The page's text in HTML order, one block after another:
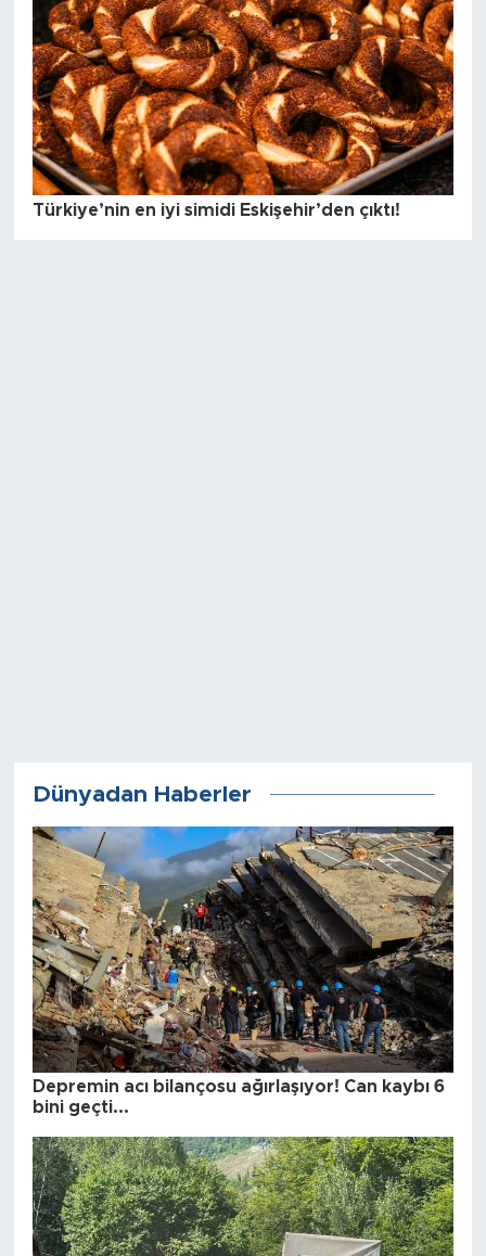
Türkiye’nin en iyi simidi Eskişehir’den çıktı!
Dünyadan Haberler
Depremin acı bilançosu ağırlaşıyor! Can kaybı 6
bini geçti...